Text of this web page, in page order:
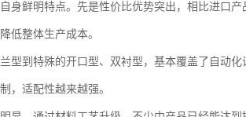
身鲜明特点。先是性价比优势突出，相比进口
低整体生产成本。
型到特殊的开口型、双衬型，基本覆盖了自动
，适配性越来越强。